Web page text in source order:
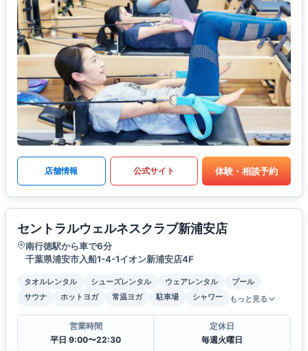
店舗情報 公式サイト 体験・相談予約
セントラルウェルネスクラブ新浦安店
南行徳駅から車で6分
千葉県浦安市入船1-4-1イオン新浦安店4F
タオルレンタル シューズレンタル ウェアレンタル
プール
サウナ
ホットヨガ 常温ヨガ 駐車場 シャワー もっと見る
営業時間
平日 9:00〜22:30
定休日
毎週火曜日